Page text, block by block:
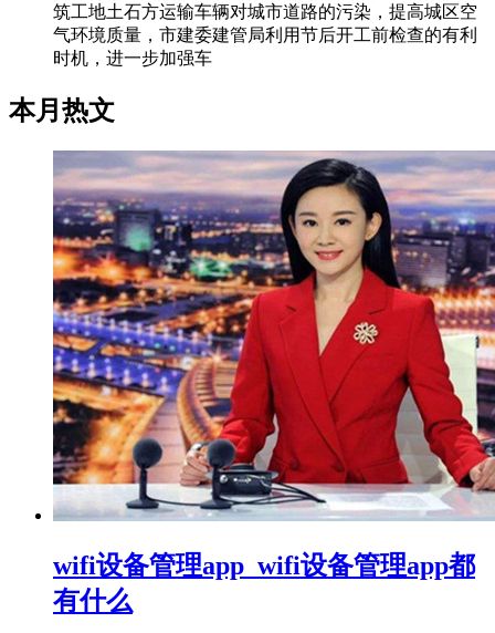
筑工地土石方运输车辆对城市道路的污染，提高城区空
气环境质量，市建委建管局利用节后开工前检查的有利
时机，进一步加强车
本月热文
wifi设备管理app_wifi设备管理app都
有什么